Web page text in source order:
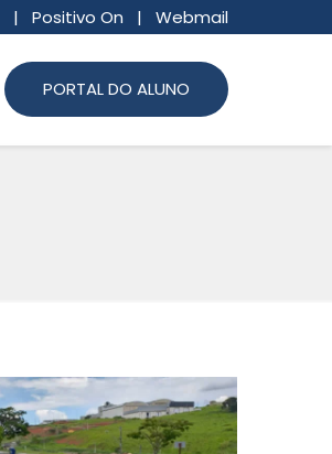
| Positivo On | Webmail
PORTAL DO ALUNO